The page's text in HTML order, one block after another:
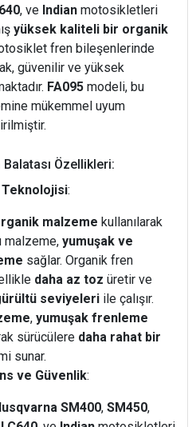
, ve Indian motosikletleri
yüksek kaliteli bir organik
fren bileşenlerinde
güvenilir ve yüksek
FA095 modeli, bu
mükemmel uyum
Balatası Özellikleri:
:
malzeme kullanılarak
malzeme, yumuşak ve
sağlar. Organik fren
daha az toz üretir ve
seviyeleri ile çalışır.
, yumuşak frenleme
sürücülere daha rahat bir
sunar.
ve Güvenlik:
SM400, SM450,